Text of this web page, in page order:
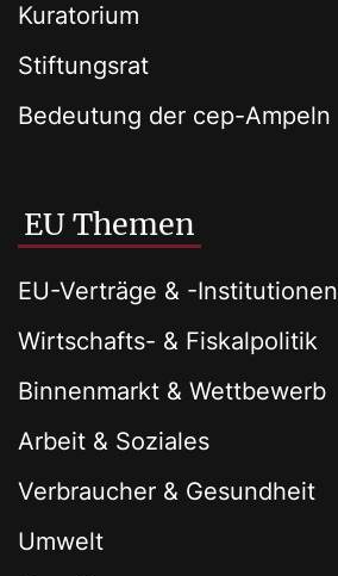
Kuratorium
Stiftungsrat
Bedeutung der cep-Ampeln
EU Themen
EU-Verträge & -Institutionen
Wirtschafts- & Fiskalpolitik
Binnenmarkt & Wettbewerb
Arbeit & Soziales
Verbraucher & Gesundheit
Umwelt